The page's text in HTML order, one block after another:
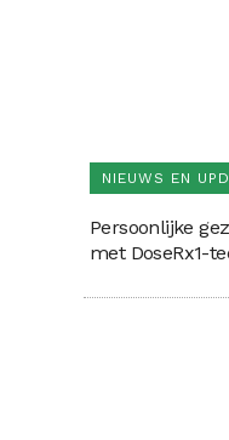
NIEUWS EN
Persoonlijke
met DoseRx1-